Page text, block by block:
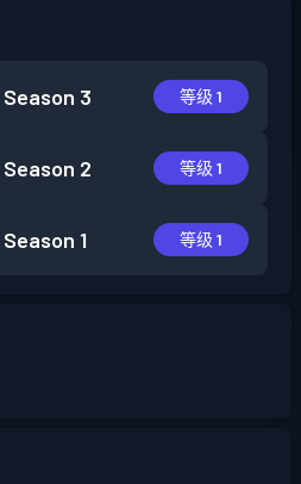
Season 3 等级 1
Season 2 等级 1
Season 1 等级 1